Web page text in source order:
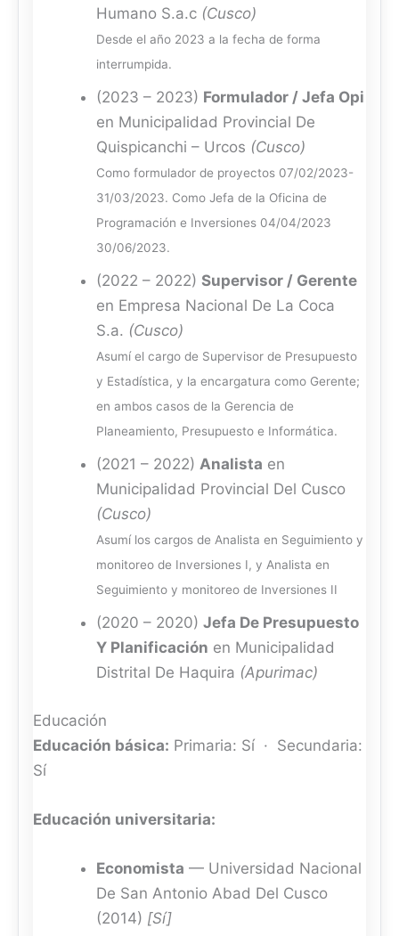
Humano S.a.c (Cusco)
Desde el año 2023 a la fecha de forma
interrumpida.
(2023 – 2023) Formulador / Jefa Opi
en Municipalidad Provincial De
Quispicanchi – Urcos (Cusco)
Como formulador de proyectos 07/02/2023-
31/03/2023. Como Jefa de la Oficina de
Programación e Inversiones 04/04/2023
30/06/2023.
(2022 – 2022) Supervisor / Gerente
en Empresa Nacional De La Coca
S.a. (Cusco)
Asumí el cargo de Supervisor de Presupuesto
y Estadística, y la encargatura como Gerente;
en ambos casos de la Gerencia de
Planeamiento, Presupuesto e Informática.
(2021 – 2022) Analista en
Municipalidad Provincial Del Cusco
(Cusco)
Asumí los cargos de Analista en Seguimiento y
monitoreo de Inversiones I, y Analista en
Seguimiento y monitoreo de Inversiones II
(2020 – 2020) Jefa De Presupuesto
Y Planificación en Municipalidad
Distrital De Haquira (Apurimac)
Educación
Educación básica: Primaria: Sí · Secundaria:
Sí
Educación universitaria:
Economista — Universidad Nacional
De San Antonio Abad Del Cusco
(2014) [Sí]